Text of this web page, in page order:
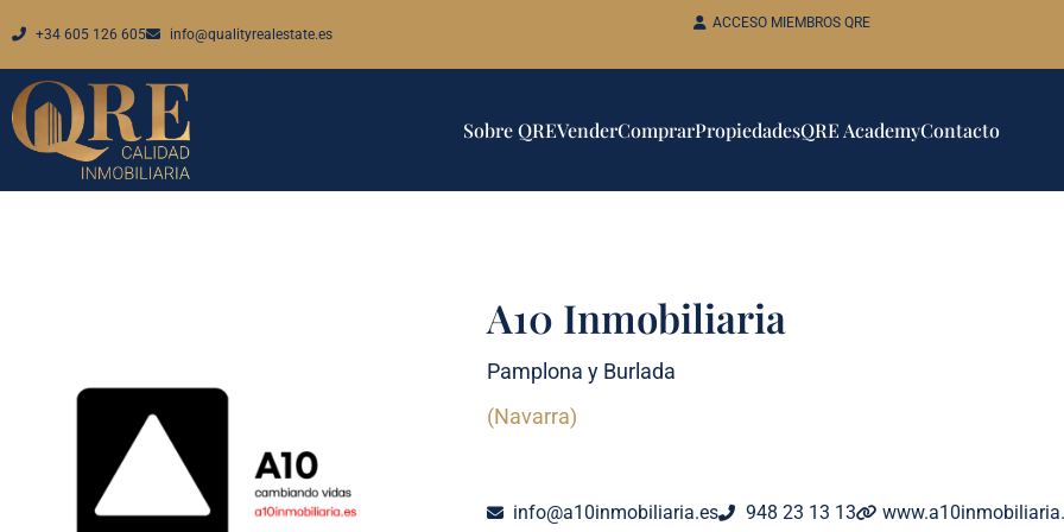
+34 605 126 605 info@qualityrealestate.es
ACCESO MIEMBROS QRE
Sobre QREVenderComprarPropiedadesQRE AcademyContacto
A10 Inmobiliaria
Pamplona y Burlada
(Navarra)
info@a10inmobiliaria.es 948 23 13 13